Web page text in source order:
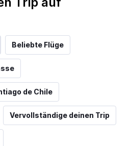
Beliebte Flüge
de Chile
Vervollständige deinen Trip